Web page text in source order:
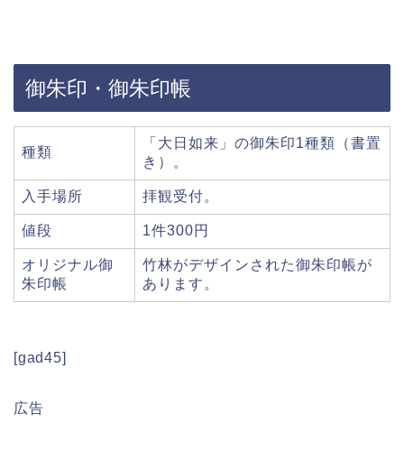
御朱印・御朱印帳
種類
「大日如来」の御朱印1種類（書置
き）。
入手場所 拝観受付。
値段 1件300円
オリジナル御
朱印帳
竹林がデザインされた御朱印帳が
あります。
[gad45]
広告